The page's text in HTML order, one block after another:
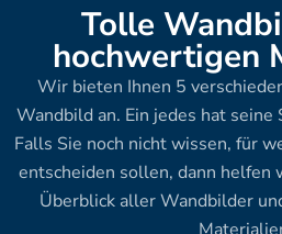
Tolle
hochwertigen
Wir bieten Ihnen 5
Wandbild an. Ein jedes hat seine
Falls Sie noch nicht wissen, für
entscheiden sollen, dann helfen
Überblick aller Wandbilder